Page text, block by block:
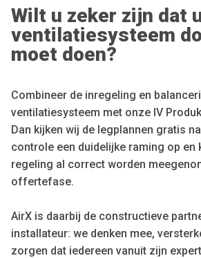
Wilt u zeker zijn dat
ventilatiesysteem
moet doen?
Combineer de inregeling en
ventilatiesysteem met onze IV
Dan kijken wij de legplannen gratis
controle een duidelijke raming op en
regeling al correct worden
offertefase.
AirX is daarbij de constructieve
installateur: we denken mee,
zorgen dat iedereen vanuit zijn